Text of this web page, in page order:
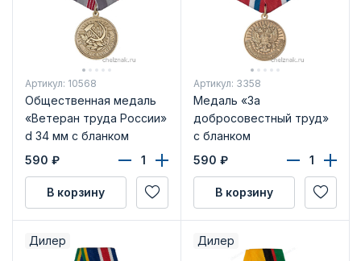
Артикул: 10568
Общественная медаль
«Ветеран труда России»
d 34 мм с бланком
удостоверения
590 ₽
В корзину
Артикул: 3358
Медаль «За
добросовестный труд»
с бланком
удостоверения
590 ₽
В корзину
Дилер Дилер